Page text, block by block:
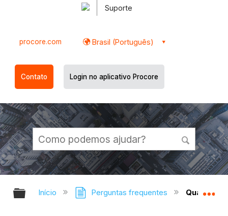
Suporte
procore.com Brasil (Português)
Contato Login no aplicativo Procore
Expandir/recolher hierarquia
Início Perguntas frequentes Qual é a